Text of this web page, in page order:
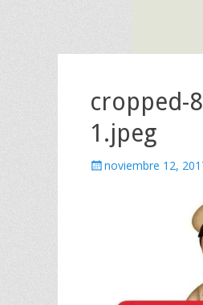
cropped-
1.jpeg
Escrito
noviembre 12,